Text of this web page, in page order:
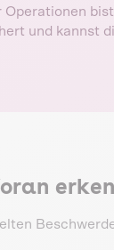
Operationen
und kannst